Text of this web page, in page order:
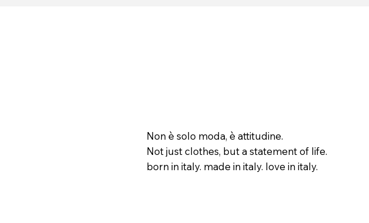
Non è solo moda, è attitudine.
Not just clothes, but a statement of life.
born in italy. made in italy. love in italy.